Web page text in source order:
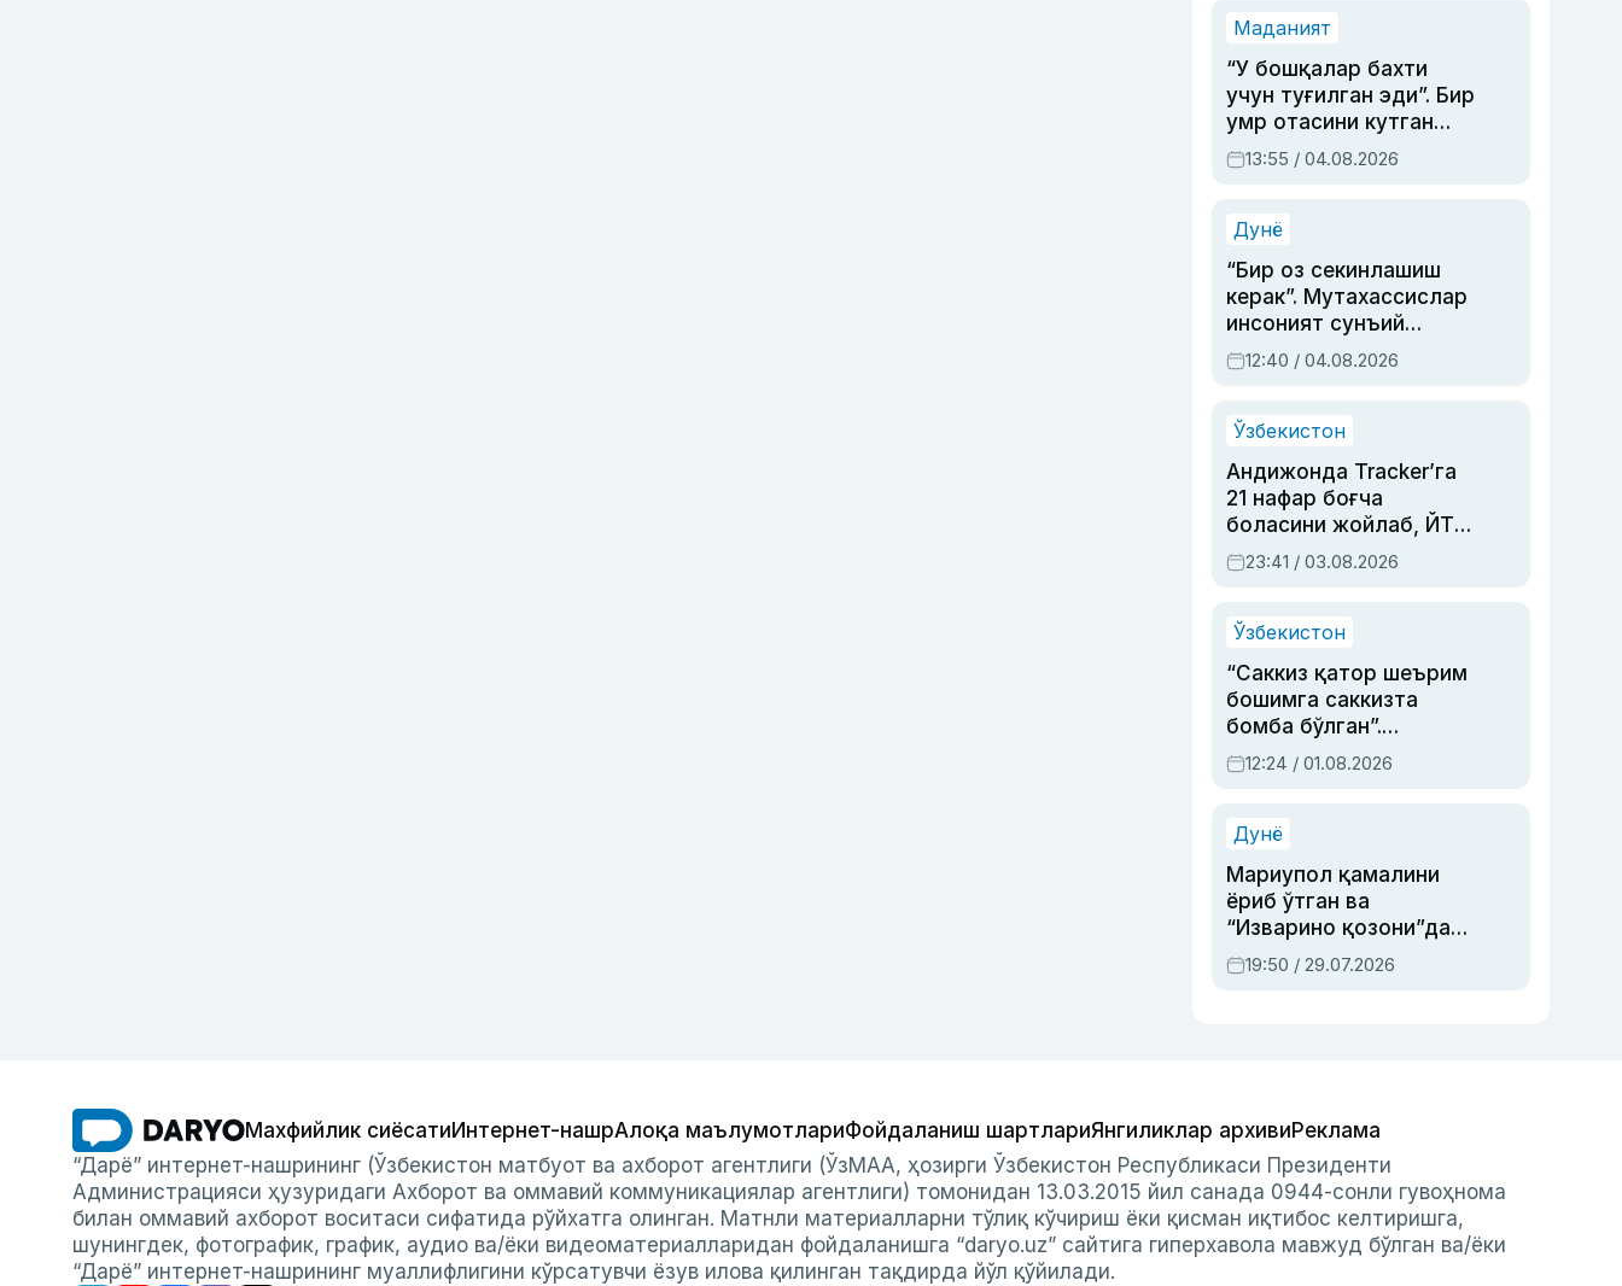
Маданият
“У бошқалар бахти
учун туғилган эди”. Бир
умр отасини кутган
актриса ва дубльяж
устаси Римма
синовларга тўла ҳаёти
13:55 / 04.08.2026
Дунё
“Бир оз секинлашиш
керак”. Мутахассислар
инсоният сунъий
интеллектни бошқара
олмай қолишидан
12:40 / 04.08.2026
Ўзбекистон
Андижонда Tracker’га
21 нафар боғча
боласини жойлаб, ЙТҲ
содир этган аёлга суд
ҳукми ўқилди
23:41 / 03.08.2026
Ўзбекистон
“Саккиз қатор шеърим
бошимга саккизта
бомба бўлган”.
Абдулла Ориповни
сиёсий айбловлардан
12:24 / 01.08.2026
Дунё
Мариупол қамалини
ёриб ўтган ва
“Изварино қозони”дан
чиққан қаҳрамон —
Украина армияси бош
19:50 / 29.07.2026
Махфийлик сиёсатиИнтернет-нашрАлоқа маълумотлариФойдаланиш шартлариЯнгиликлар архивиРеклама
“Дарё” интернет-нашрининг (Ўзбекистон матбуот ва ахборот агентлиги (ЎзМАА, ҳозирги Ўзбекистон Республикаси Президенти
Администрацияси ҳузуридаги Ахборот ва оммавий коммуникациялар агентлиги) томонидан 13.03.2015 йил санада 0944-сонли гувоҳнома
билан оммавий ахборот воситаси сифатида рўйхатга олинган. Матнли материалларни тўлиқ кўчириш ёки қисман иқтибос келтиришга,
шунингдек, фотографик, график, аудио ва/ёки видеоматериалларидан фойдаланишга “daryo.uz” сайтига гиперхавола мавжуд бўлган ва/ёки
“Дарё” интернет-нашрининг муаллифлигини кўрсатувчи ёзув илова қилинган тақдирда йўл қўйилади.